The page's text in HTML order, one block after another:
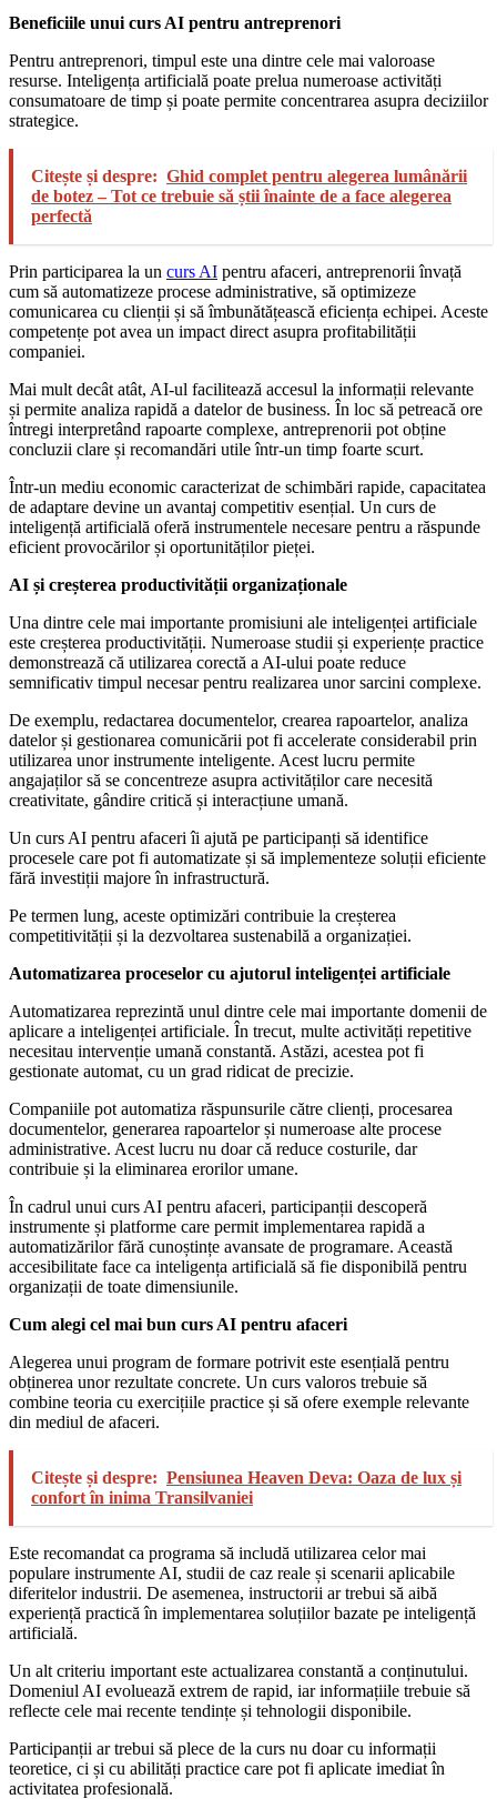
Beneficiile unui curs AI pentru antreprenori
Pentru antreprenori, timpul este una dintre cele mai valoroase
resurse. Inteligența artificială poate prelua numeroase activități
consumatoare de timp și poate permite concentrarea asupra deciziilor
strategice.
Citește și despre: Ghid complet pentru alegerea lumânării
de botez – Tot ce trebuie să știi înainte de a face alegerea
perfectă
Prin participarea la un curs AI pentru afaceri, antreprenorii învață
cum să automatizeze procese administrative, să optimizeze
comunicarea cu clienții și să îmbunătățească eficiența echipei. Aceste
competențe pot avea un impact direct asupra profitabilității
companiei.
Mai mult decât atât, AI-ul facilitează accesul la informații relevante
și permite analiza rapidă a datelor de business. În loc să petreacă ore
întregi interpretând rapoarte complexe, antreprenorii pot obține
concluzii clare și recomandări utile într-un timp foarte scurt.
Într-un mediu economic caracterizat de schimbări rapide, capacitatea
de adaptare devine un avantaj competitiv esențial. Un curs de
inteligență artificială oferă instrumentele necesare pentru a răspunde
eficient provocărilor și oportunităților pieței.
AI și creșterea productivității organizaționale
Una dintre cele mai importante promisiuni ale inteligenței artificiale
este creșterea productivității. Numeroase studii și experiențe practice
demonstrează că utilizarea corectă a AI-ului poate reduce
semnificativ timpul necesar pentru realizarea unor sarcini complexe.
De exemplu, redactarea documentelor, crearea rapoartelor, analiza
datelor și gestionarea comunicării pot fi accelerate considerabil prin
utilizarea unor instrumente inteligente. Acest lucru permite
angajaților să se concentreze asupra activităților care necesită
creativitate, gândire critică și interacțiune umană.
Un curs AI pentru afaceri îi ajută pe participanți să identifice
procesele care pot fi automatizate și să implementeze soluții eficiente
fără investiții majore în infrastructură.
Pe termen lung, aceste optimizări contribuie la creșterea
competitivității și la dezvoltarea sustenabilă a organizației.
Automatizarea proceselor cu ajutorul inteligenței artificiale
Automatizarea reprezintă unul dintre cele mai importante domenii de
aplicare a inteligenței artificiale. În trecut, multe activități repetitive
necesitau intervenție umană constantă. Astăzi, acestea pot fi
gestionate automat, cu un grad ridicat de precizie.
Companiile pot automatiza răspunsurile către clienți, procesarea
documentelor, generarea rapoartelor și numeroase alte procese
administrative. Acest lucru nu doar că reduce costurile, dar
contribuie și la eliminarea erorilor umane.
În cadrul unui curs AI pentru afaceri, participanții descoperă
instrumente și platforme care permit implementarea rapidă a
automatizărilor fără cunoștințe avansate de programare. Această
accesibilitate face ca inteligența artificială să fie disponibilă pentru
organizații de toate dimensiunile.
Cum alegi cel mai bun curs AI pentru afaceri
Alegerea unui program de formare potrivit este esențială pentru
obținerea unor rezultate concrete. Un curs valoros trebuie să
combine teoria cu exercițiile practice și să ofere exemple relevante
din mediul de afaceri.
Citește și despre: Pensiunea Heaven Deva: Oaza de lux și
confort în inima Transilvaniei
Este recomandat ca programa să includă utilizarea celor mai
populare instrumente AI, studii de caz reale și scenarii aplicabile
diferitelor industrii. De asemenea, instructorii ar trebui să aibă
experiență practică în implementarea soluțiilor bazate pe inteligență
artificială.
Un alt criteriu important este actualizarea constantă a conținutului.
Domeniul AI evoluează extrem de rapid, iar informațiile trebuie să
reflecte cele mai recente tendințe și tehnologii disponibile.
Participanții ar trebui să plece de la curs nu doar cu informații
teoretice, ci și cu abilități practice care pot fi aplicate imediat în
activitatea profesională.